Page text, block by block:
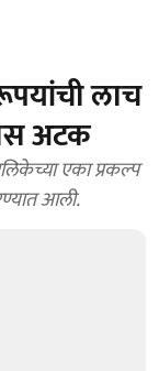
लाच
अटक
एका प्रकल्प
आली.